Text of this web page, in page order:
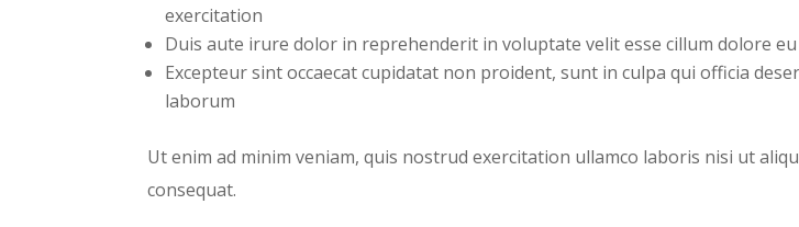
exercitation
Duis aute irure dolor in reprehenderit in voluptate velit esse cillum dolore
Excepteur sint occaecat cupidatat non proident, sunt in culpa qui officia
laborum
Ut enim ad minim veniam, quis nostrud exercitation ullamco laboris nisi ut
consequat.